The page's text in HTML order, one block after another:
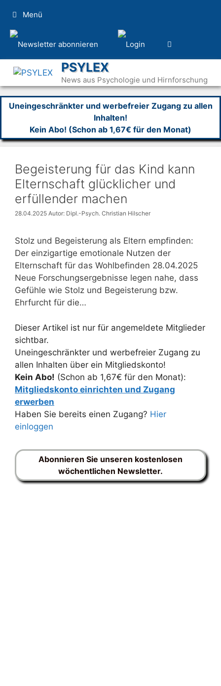
Inhalt
springen
Menü
PSYLEX
News aus Psychologie und Hirnforschung
Uneingeschränkter und werbefreier Zugang zu allen
Inhalten!
Kein Abo! (Schon ab 1,67€ für den Monat)
Begeisterung für das Kind kann
Elternschaft glücklicher und
erfüllender machen
28.04.2025 Autor: Dipl.-Psych. Christian Hilscher
Stolz und Begeisterung als Eltern empfinden:
Der einzigartige emotionale Nutzen der
Elternschaft für das Wohlbefinden 28.04.2025
Neue Forschungsergebnisse legen nahe, dass
Gefühle wie Stolz und Begeisterung bzw.
Ehrfurcht für die…
Dieser Artikel ist nur für angemeldete Mitglieder
sichtbar.
Uneingeschränkter und werbefreier Zugang zu
allen Inhalten über ein Mitgliedskonto!
Kein Abo! (Schon ab 1,67€ für den Monat):
Mitgliedskonto einrichten und Zugang
erwerben
Haben Sie bereits einen Zugang? Hier
einloggen
Abonnieren Sie unseren kostenlosen
wöchentlichen Newsletter.